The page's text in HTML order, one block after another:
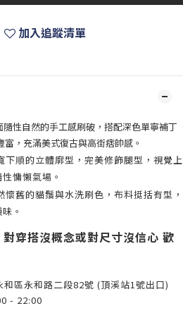
加入追蹤清單
隨性自然的手工感刷破，搭配深色單寧補丁
，充滿美式復古與高街痞帥感。
下順的立體廓型，完美修飾腿型，視覺上
慵懶氣場。
懷舊的貓鬚與水洗刷色，布料挺括有型，
。
穿搭沒概念或對尺寸沒信心 歡
區永和路二段82號 (頂溪站1號出口)
- 22:00